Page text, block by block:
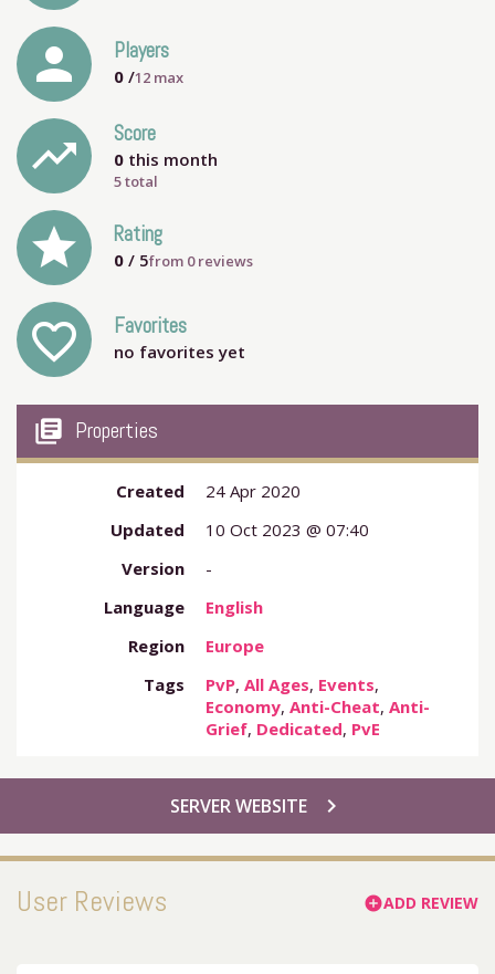
person Players
0 /12 max
trending_up Score
0 this month
5 total
grade Rating
0 / 5from 0reviews
favorite_outline Favorites
no favorites yet
my_library_books Properties
Created
24 Apr 2020
Updated
10 Oct 2023 @ 07:40
Version
-
Language
English
Region
Europe
Tags
PvP,All Ages, Events,
Economy,Anti-Cheat,Anti-
Grief, Dedicated, PvE
chevron_right
SERVER WEBSITE
User Reviews add_circleADD REVIEW